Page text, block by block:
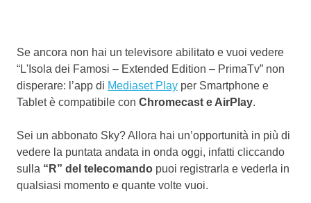
Se ancora non hai un televisore abilitato e vuoi vedere
“L'Isola dei Famosi – Extended Edition – PrimaTv” non
disperare: l’app di Mediaset Play per Smartphone e
Tablet è compatibile con Chromecast e AirPlay.
Sei un abbonato Sky? Allora hai un’opportunità in più di
vedere la puntata andata in onda oggi, infatti cliccando
sulla “R” del telecomando puoi registrarla e vederla in
qualsiasi momento e quante volte vuoi.